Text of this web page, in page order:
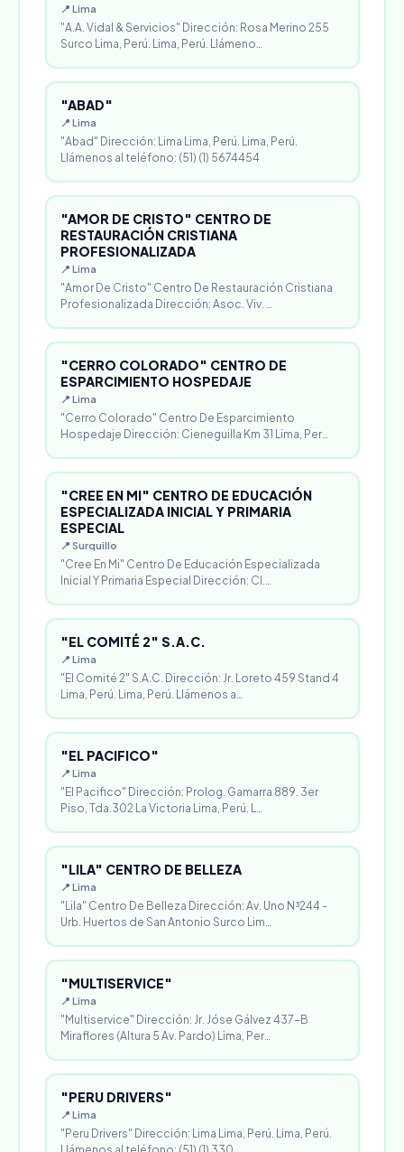
📍 Lima
"A.A. Vidal & Servicios" Dirección: Rosa Merino 255
Surco Lima, Perú. Lima, Perú. Llámeno…
"ABAD"
📍 Lima
"Abad" Dirección: Lima Lima, Perú. Lima, Perú.
Llámenos al teléfono: (51) (1) 5674454
"AMOR DE CRISTO" CENTRO DE
RESTAURACIÓN CRISTIANA
PROFESIONALIZADA
📍 Lima
"Amor De Cristo" Centro De Restauración Cristiana
Profesionalizada Dirección: Asoc. Viv. …
"CERRO COLORADO" CENTRO DE
ESPARCIMIENTO HOSPEDAJE
📍 Lima
"Cerro Colorado" Centro De Esparcimiento
Hospedaje Dirección: Cieneguilla Km 31 Lima, Per…
"CREE EN MI" CENTRO DE EDUCACIÓN
ESPECIALIZADA INICIAL Y PRIMARIA
ESPECIAL
📍 Surquillo
"Cree En Mi" Centro De Educación Especializada
Inicial Y Primaria Especial Dirección: Cl.…
"EL COMITÉ 2" S.A.C.
📍 Lima
"El Comité 2" S.A.C. Dirección: Jr. Loreto 459 Stand 4
Lima, Perú. Lima, Perú. Llámenos a…
"EL PACIFICO"
📍 Lima
"El Pacifico" Dirección: Prolog. Gamarra 889. 3er
Piso, Tda.302 La Victoria Lima, Perú. L…
"LILA" CENTRO DE BELLEZA
📍 Lima
"Lila" Centro De Belleza Dirección: Av. Uno N³244 -
Urb. Huertos de San Antonio Surco Lim…
"MULTISERVICE"
📍 Lima
"Multiservice" Dirección: Jr. Jóse Gálvez 437-B
Miraflores (Altura 5 Av. Pardo) Lima, Per…
"PERU DRIVERS"
📍 Lima
"Peru Drivers" Dirección: Lima Lima, Perú. Lima, Perú.